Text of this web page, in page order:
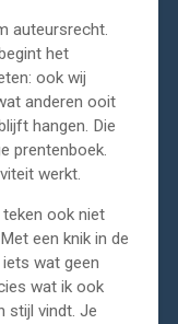
auteursrecht.
het
ook wij
anderen ooit
hangen. Die
prentenboek.
werkt.
teken ook niet
een knik in de
wat geen
wat ik ook
stijl vindt. Je